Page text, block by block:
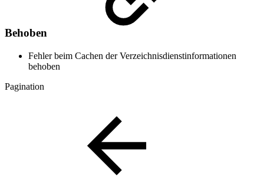
Behoben
Fehler beim Cachen der Verzeichnisdienstinformationen
behoben
Pagination